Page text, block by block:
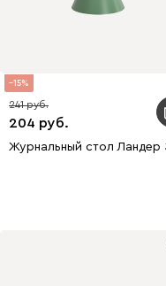
15
204
241
Журнальный стол Ландер